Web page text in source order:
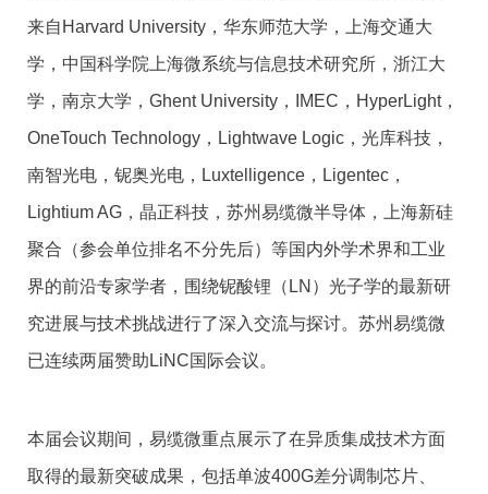
来自Harvard University，华东师范大学，上海交通大
学，中国科学院上海微系统与信息技术研究所，浙江大
学，南京大学，Ghent University，IMEC，HyperLight，
OneTouch Technology，Lightwave Logic，光库科技，
南智光电，铌奥光电，Luxtelligence，Ligentec，
Lightium AG，晶正科技，苏州易缆微半导体，上海新硅
聚合（参会单位排名不分先后）等国内外学术界和工业
界的前沿专家学者，围绕铌酸锂（LN）光子学的最新研
究进展与技术挑战进行了深入交流与探讨。苏州易缆微
已连续两届赞助LiNC国际会议。
本届会议期间，易缆微重点展示了在异质集成技术方面
取得的最新突破成果，包括单波400G差分调制芯片、